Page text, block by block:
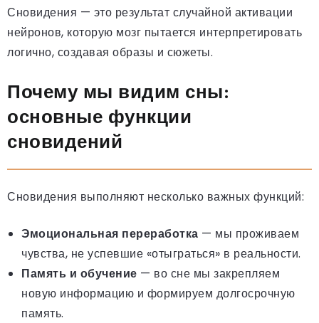
Сновидения — это результат случайной активации
нейронов, которую мозг пытается интерпретировать
логично, создавая образы и сюжеты.
Почему мы видим сны:
основные функции
сновидений
Сновидения выполняют несколько важных функций:
Эмоциональная переработка — мы проживаем
чувства, не успевшие «отыграться» в реальности.
Память и обучение — во сне мы закрепляем
новую информацию и формируем долгосрочную
память.